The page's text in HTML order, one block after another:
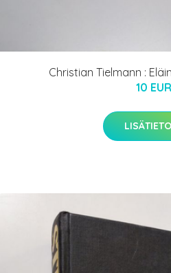
Christian Tielmann :
10 EUR